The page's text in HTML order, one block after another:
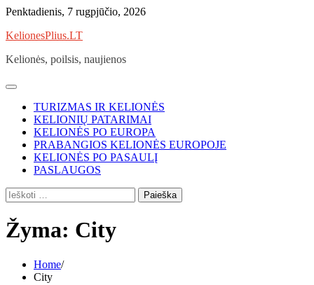
Skip
content
Penktadienis, 7 rugpjūčio, 2026
KelionesPlius.LT
Kelionės, poilsis, naujienos
TURIZMAS IR KELIONĖS
KELIONIŲ PATARIMAI
KELIONĖS PO EUROPA
PRABANGIOS KELIONĖS EUROPOJE
KELIONĖS PO PASAULĮ
PASLAUGOS
Ieškoti:
Žyma: City
Home
City